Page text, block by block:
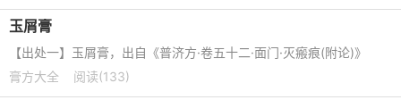
玉屑膏
【出处一】玉屑膏，出自《普济方·卷五十二·面门·灭瘢痕(附论)》
膏方大全
阅读(133)